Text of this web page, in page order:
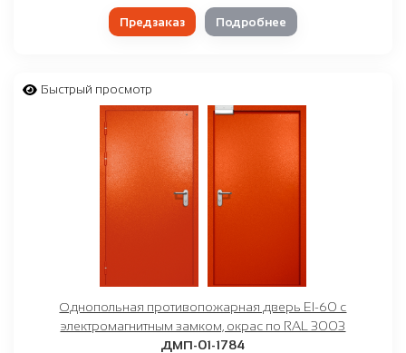
Предзаказ Подробнее
Быстрый просмотр
Однопольная противопожарная дверь EI-60 с
электромагнитным замком, окрас по RAL 3003
ДМП-01-1784